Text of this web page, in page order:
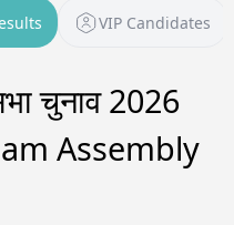
VIP Candidates
चुनाव 2026
Assembly